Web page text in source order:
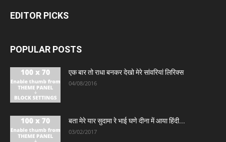
EDITOR PICKS
POPULAR POSTS
एक बार तो राधा बनकर देखो मेरे सांवरियां लिरिक्स
04/08/2016
बता मेरे यार सुदामा रे भाई घणे दीना में आया हिंदी...
03/02/2017